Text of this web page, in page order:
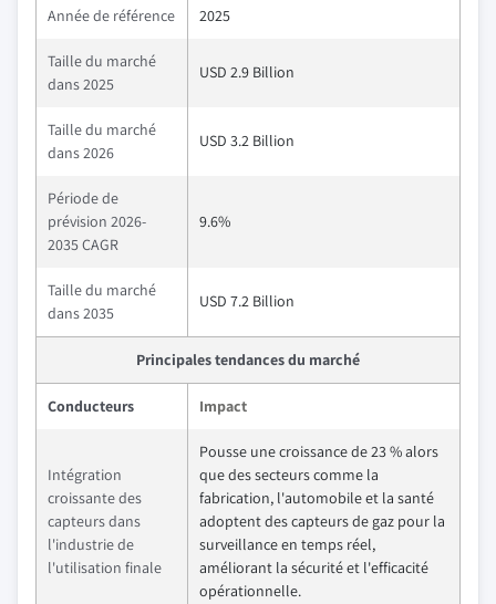
Année de référence 2025
Taille du marché
dans 2025
USD 2.9 Billion
Taille du marché
dans 2026
USD 3.2 Billion
Période de
prévision 2026-
2035 CAGR
9.6%
Taille du marché
dans 2035
USD 7.2 Billion
Principales tendances du marché
Conducteurs Impact
Intégration
croissante des
capteurs dans
l'industrie de
l'utilisation finale
Pousse une croissance de 23 % alors
que des secteurs comme la
fabrication, l'automobile et la santé
adoptent des capteurs de gaz pour la
surveillance en temps réel,
améliorant la sécurité et l'efficacité
opérationnelle.